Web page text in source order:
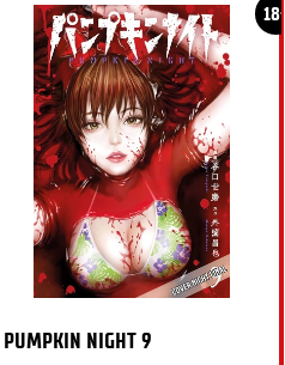
18+
PUMPKIN NIGHT 9